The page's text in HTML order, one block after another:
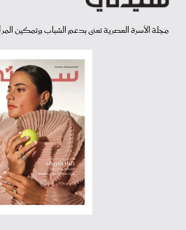
مجلة الأسرة العصرية تعنى بدعم الشباب وتمكين